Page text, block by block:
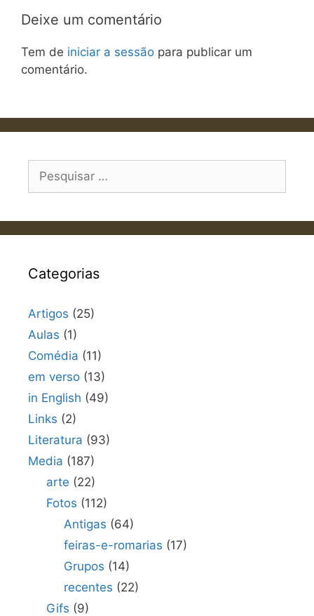
Deixe um comentário
Tem de iniciar a sessão para publicar um
comentário.
por:
Categorias
Artigos (25)
Aulas (1)
Comédia (11)
em verso (13)
in English (49)
Links (2)
Literatura (93)
Media (187)
arte (22)
Fotos (112)
Antigas (64)
feiras-e-romarias (17)
Grupos (14)
recentes (22)
Gifs (9)